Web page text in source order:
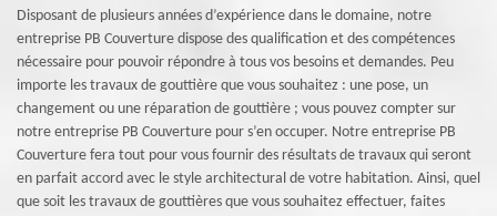
Disposant de plusieurs années d’expérience dans le domaine, notre
entreprise PB Couverture dispose des qualification et des compétences
nécessaire pour pouvoir répondre à tous vos besoins et demandes. Peu
importe les travaux de gouttière que vous souhaitez : une pose, un
changement ou une réparation de gouttière ; vous pouvez compter sur
notre entreprise PB Couverture pour s’en occuper. Notre entreprise PB
Couverture fera tout pour vous fournir des résultats de travaux qui seront
en parfait accord avec le style architectural de votre habitation. Ainsi, quel
que soit les travaux de gouttières que vous souhaitez effectuer, faites